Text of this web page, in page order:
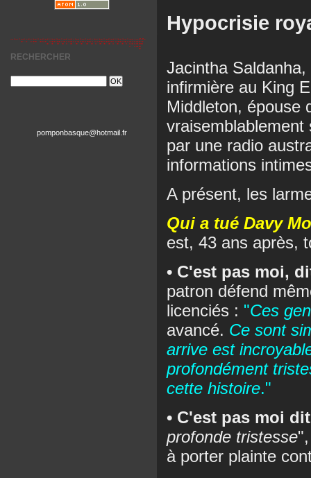
RECHERCHER
pomponbasque@hotmail.fr
Hypocrisie
Jacintha
infirmière au King
Middleton, épouse
vraisemblablement
par une radio
informations
A présent, les
Qui a tué Davy
est, 43 ans après,
• C'est pas moi,
patron défend
licenciés : "Ces
avancé. Ce sont
arrive est
profondément
cette histoire."
• C'est pas moi
profonde tristesse
à porter plainte